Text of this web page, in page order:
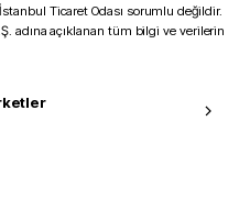
Ticaret Odası sorumlu değildir.
adına açıklanan tüm bilgi ve verilerin